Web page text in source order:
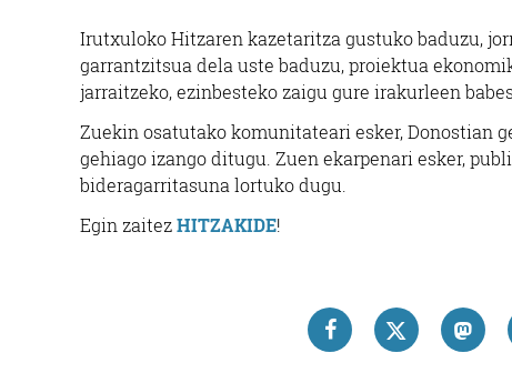
Irutxuloko Hitzaren kazetaritza gustuko baduzu,
garrantzitsua dela uste baduzu, proiektua
jarraitzeko, ezinbesteko zaigu gure irakurleen
Zuekin osatutako komunitateari esker, Donostian
gehiago izango ditugu. Zuen ekarpenari esker,
bideragarritasuna lortuko dugu.
Egin zaitezHITZAKIDE!